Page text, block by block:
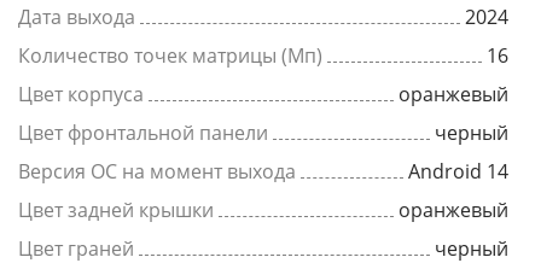
Дата выхода
2024
Количество точек матрицы (Мп)
16
Цвет корпуса
оранжевый
Цвет фронтальной панели
черный
Версия ОС на момент выхода
Android 14
Цвет задней крышки
оранжевый
Цвет граней
черный